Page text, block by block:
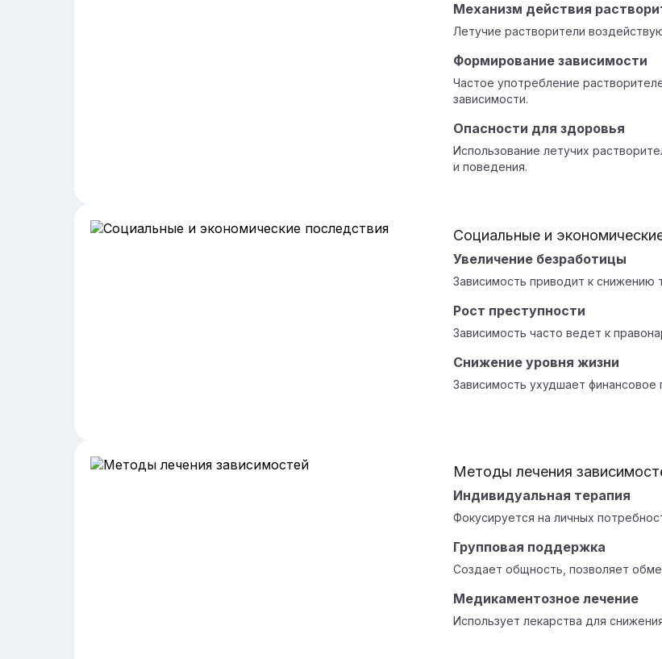
Механизм действия
Летучие растворители
Формирование зависимости
Частое употребление
зависимости.
Опасности для здоровья
Использование летучих
и поведения.
Социальные и
Увеличение безработицы
Зависимость приводит к снижению
Рост преступности
Зависимость часто ведет к
Снижение уровня жизни
Зависимость ухудшает финансовое
Методы лечения
Индивидуальная терапия
Фокусируется на личных
Групповая поддержка
Создает общность, позволяет
Медикаментозное лечение
Использует лекарства для